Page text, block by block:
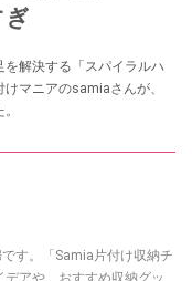
解決する「スパイラルハ
マニアのsamiaさんが、
す。「Samia片付け収納チ
アや、おすすめ収納グッ